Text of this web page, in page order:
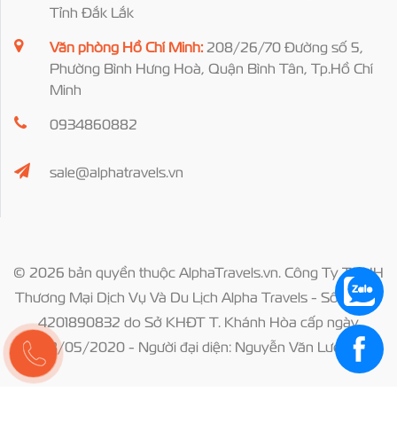
Tỉnh Đắk Lắk
Văn phòng Hồ Chí Minh: 208/26/70 Đường số 5,
Phường Bình Hưng Hoà, Quận Bình Tân, Tp.Hồ Chí
Minh
0934860882
sale@alphatravels.vn
© 2026 bản quyền thuộc AlphaTravels.vn. Công Ty TNHH
Thương Mại Dịch Vụ Và Du Lịch Alpha Travels - Số ĐKKD
4201890832 do Sở KHĐT T. Khánh Hòa cấp ngày
28/05/2020 - Người đại diện: Nguyễn Văn Lượng